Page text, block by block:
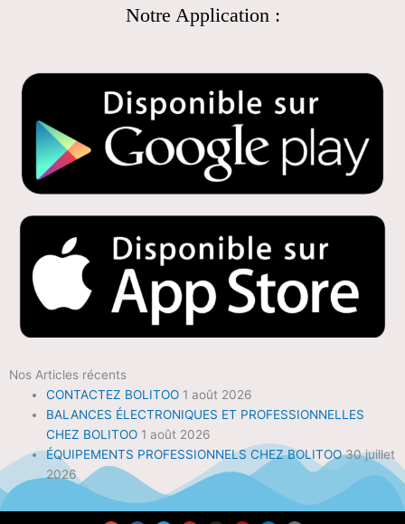
Notre Application :
Nos Articles récents
CONTACTEZ BOLITOO 1 août 2026
BALANCES ÉLECTRONIQUES ET PROFESSIONNELLES
CHEZ BOLITOO 1 août 2026
ÉQUIPEMENTS PROFESSIONNELS CHEZ BOLITOO 30 juillet
2026